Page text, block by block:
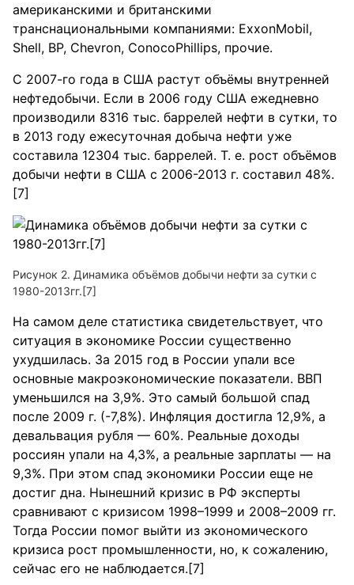
американскими и британскими
транснациональными компаниями: ExxonMobil,
Shell, BP, Chevron, ConocoPhillips, прочие.
С 2007-го года в США растут объёмы внутренней
нефтедобычи. Если в 2006 году США ежедневно
производили 8316 тыс. баррелей нефти в сутки, то
в 2013 году ежесуточная добыча нефти уже
составила 12304 тыс. баррелей. Т. е. рост объёмов
добычи нефти в США с 2006-2013 г. составил 48%.
[7]
Рисунок 2. Динамика объёмов добычи нефти за сутки с
1980-2013гг.[7]
На самом деле статистика свидетельствует, что
ситуация в экономике России существенно
ухудшилась. За 2015 год в России упали все
основные макроэкономические показатели. ВВП
уменьшился на 3,9%. Это самый большой спад
после 2009 г. (-7,8%). Инфляция достигла 12,9%, а
девальвация рубля — 60%. Реальные доходы
россиян упали на 4,3%, а реальные зарплаты — на
9,3%. При этом спад экономики России еще не
достиг дна. Нынешний кризис в РФ эксперты
сравнивают с кризисом 1998–1999 и 2008–2009 гг.
Тогда России помог выйти из экономического
кризиса рост промышленности, но, к сожалению,
сейчас его не наблюдается.[7]